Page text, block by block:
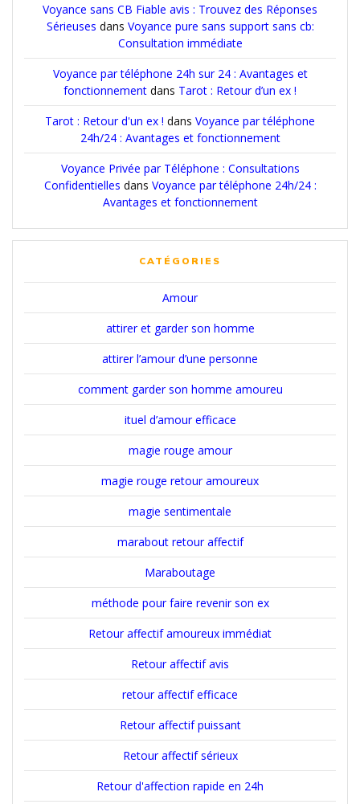
Voyance sans CB Fiable avis : Trouvez des Réponses
Sérieuses dans Voyance pure sans support sans cb:
Consultation immédiate
Voyance par téléphone 24h sur 24 : Avantages et
fonctionnement dans Tarot : Retour d’un ex !
Tarot : Retour d'un ex ! dans Voyance par téléphone
24h/24 : Avantages et fonctionnement
Voyance Privée par Téléphone : Consultations
Confidentielles dans Voyance par téléphone 24h/24 :
Avantages et fonctionnement
CATÉGORIES
Amour
attirer et garder son homme
attirer l’amour d’une personne
comment garder son homme amoureu
ituel d’amour efficace
magie rouge amour
magie rouge retour amoureux
magie sentimentale
marabout retour affectif
Maraboutage
méthode pour faire revenir son ex
Retour affectif amoureux immédiat
Retour affectif avis
retour affectif efficace
Retour affectif puissant
Retour affectif sérieux
Retour d'affection rapide en 24h